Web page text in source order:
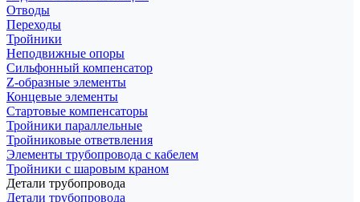
Отводы
Переходы
Тройники
Неподвижные опоры
Cильфонный компенсатор
Z-образные элементы
Концевые элементы
Стартовые компенсаторы
Тройники параллельные
Тройниковые ответвления
Элементы трубопровода с кабелем
Тройники с шаровым краном
Детали трубопровода
Детали трубопровода